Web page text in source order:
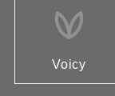
Voicy